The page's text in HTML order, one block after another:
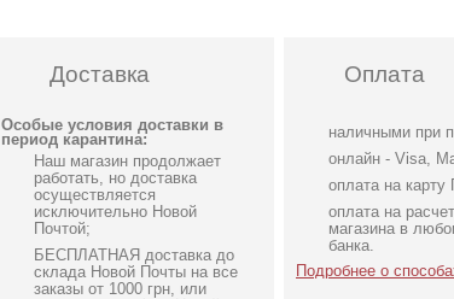
Доставка
Особые условия доставки в
период карантина:
Наш магазин продолжает
работать, но доставка
осуществляется
исключительно Новой
Почтой;
БЕСПЛАТНАЯ доставка до
склада Новой Почты на все
заказы от 1000 грн, или
Оплата
наличными при
онлайн - Visa,
оплата на карту
оплата на
магазина в
банка.
Подробнее о